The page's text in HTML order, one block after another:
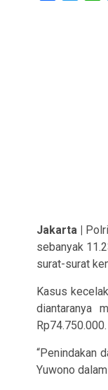
Jakarta |
sebanyak
surat-surat
Kasus
diantaranya
Rp74.750.000.
“Penindakan
Yuwono